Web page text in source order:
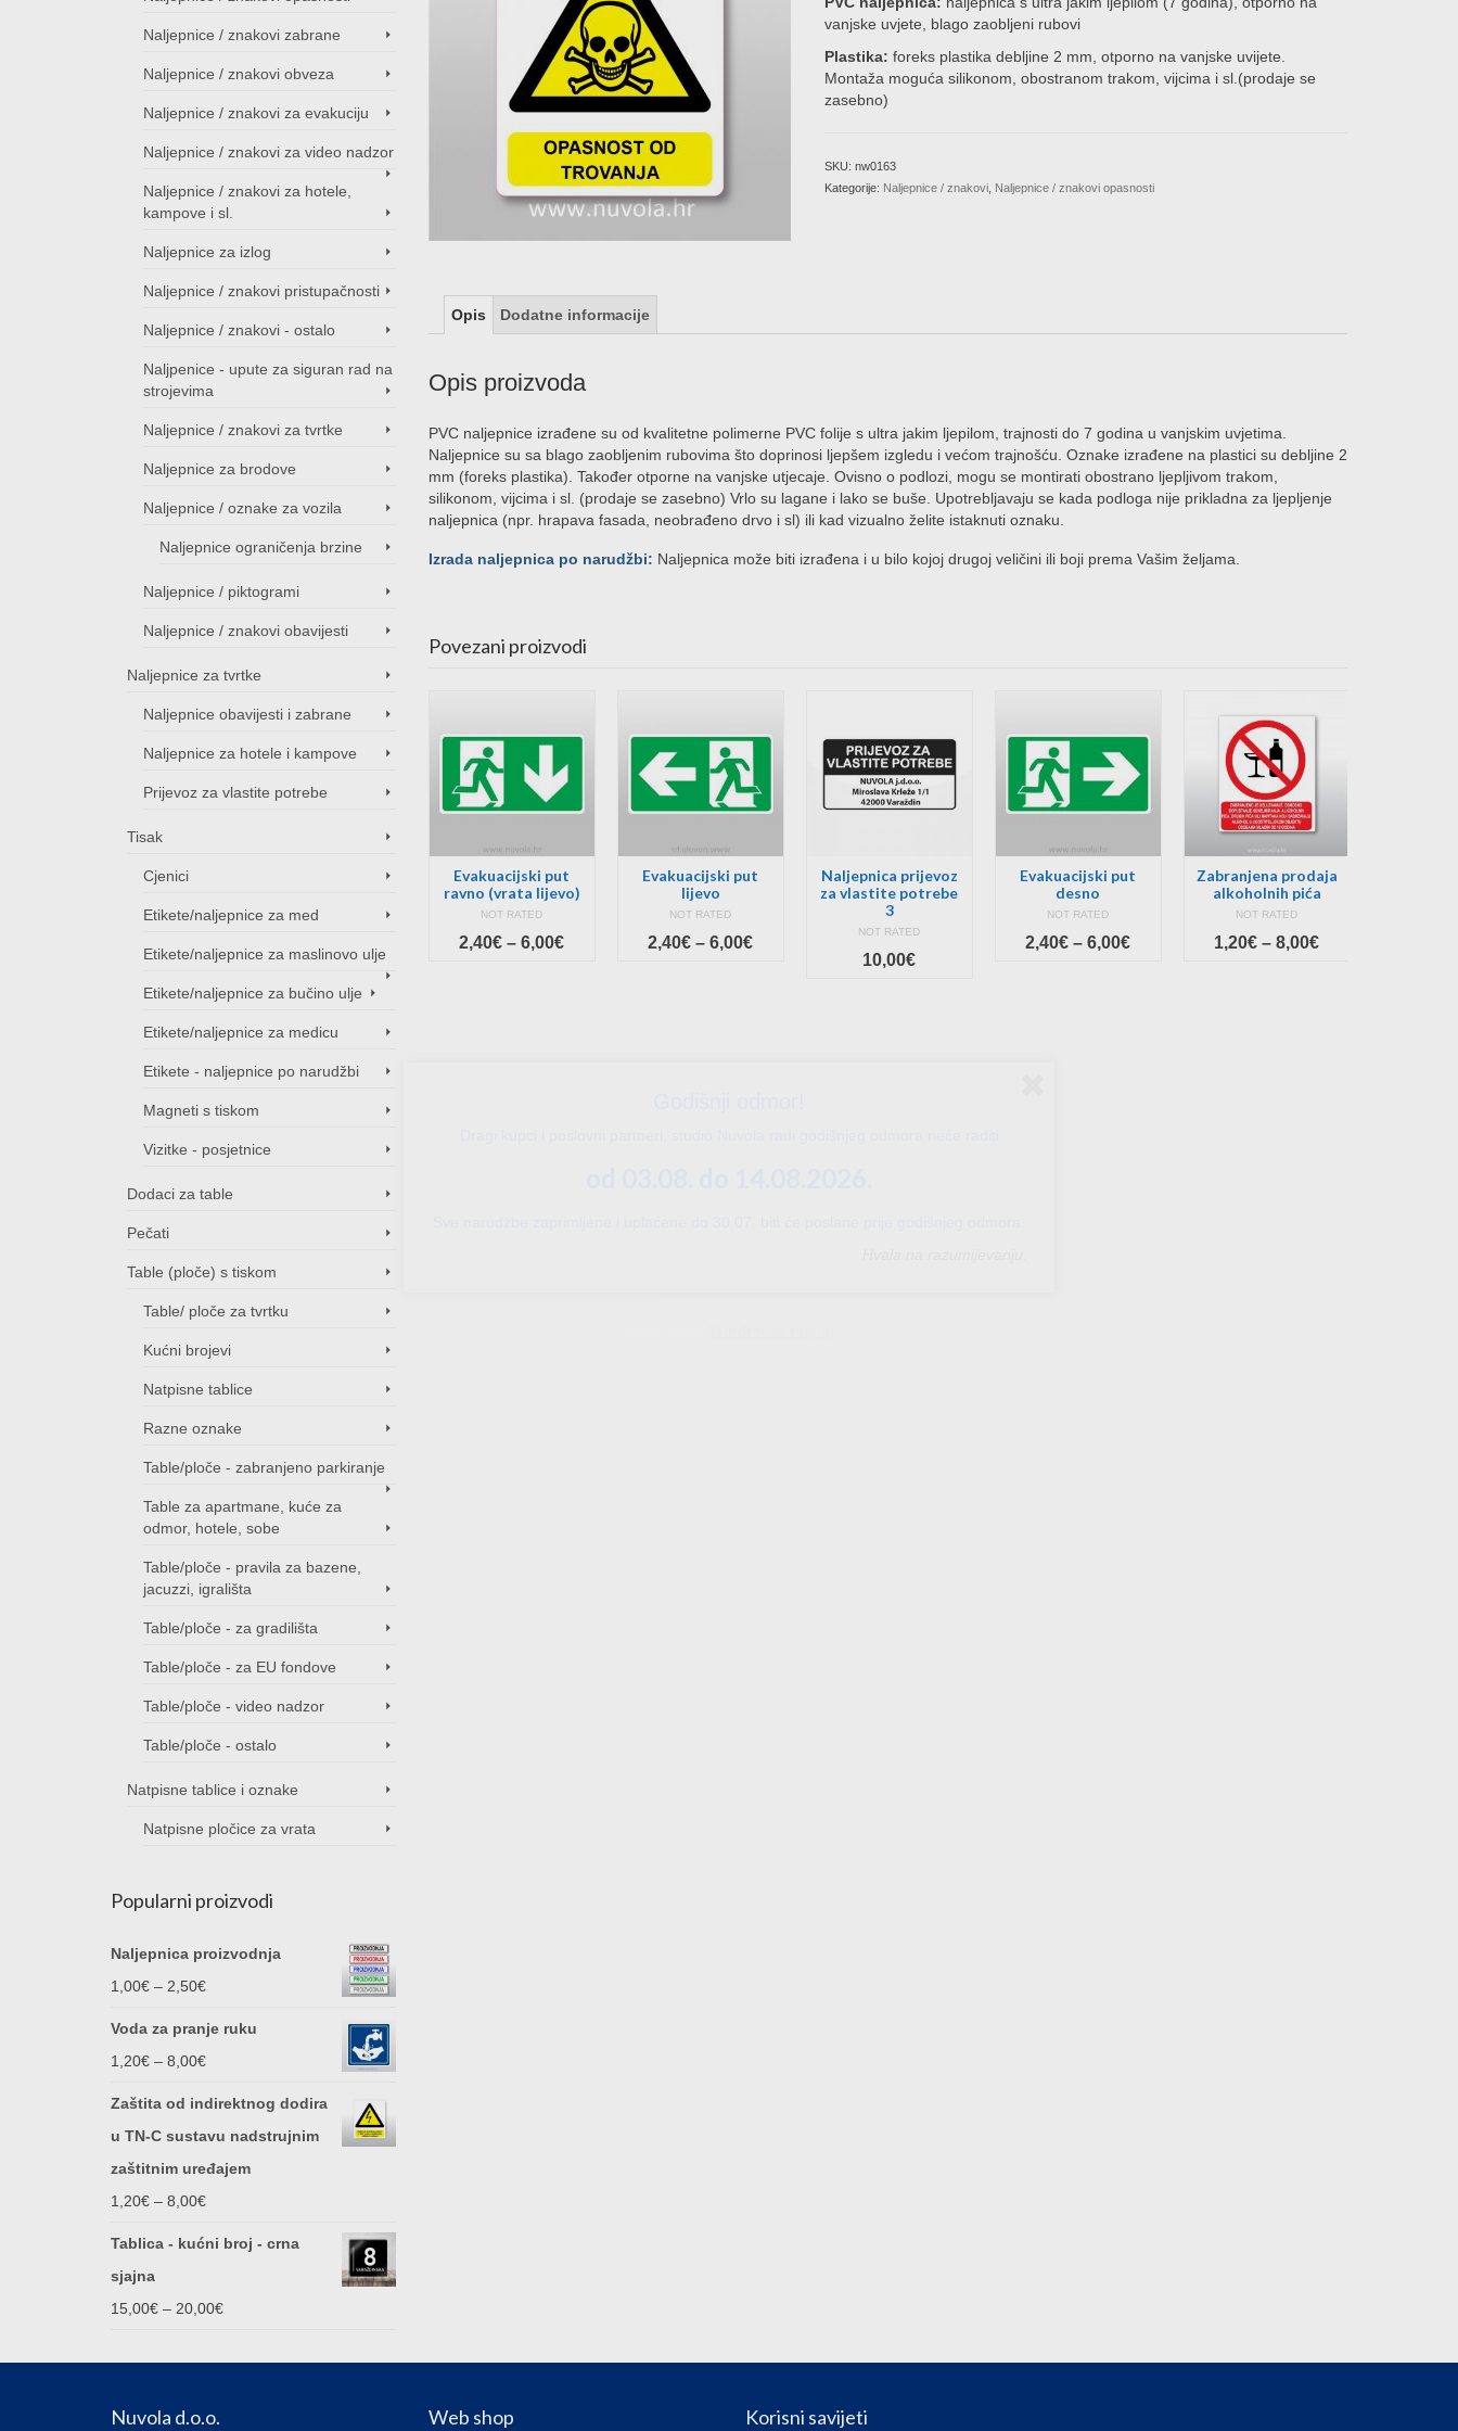
8,00€
vanjske uvjete, blago zaobljeni rubovi
Plastika:foreks plastika debljine 2 mm, otporno na vanjske uvijete.
Montaža moguća silikonom, obostranom trakom, vijcima i sl.(prodaje se
zasebno)
SKU:nw0163
Kategorije: Naljepnice / znakovi Naljepnice / znakovi opasnosti
Opis Dodatne informacije
Opis proizvoda
PVC naljepnice izrađene su od kvalitetne polimerne PVC folije s ultra jakim ljepilom, trajnosti do 7 godina u vanjskim uvjetima.
Naljepnice su sa blago zaobljenim rubovima što doprinosi ljepšem izgledu i većom trajnošću. Oznake izrađene na plastici su debljine 2
mm (foreks plastika). Također otporne na vanjske utjecaje. Ovisno o podlozi, mogu se montirati obostrano ljepljivom trakom,
silikonom, vijcima i sl. (prodaje se zasebno) Vrlo su lagane i lako se buše. Upotrebljavaju se kada podloga nije prikladna za ljepljenje
naljepnica (npr. hrapava fasada, neobrađeno drvo i sl) ili kad vizualno želite istaknuti oznaku.
Izrada naljepnica po narudžbi: Naljepnica može biti izrađena i u bilo kojoj drugoj veličini ili boji prema Vašim željama.
Povezani proizvodi
Naljepnica prijevoz
10,00€
Prostor pod video
NOT RATED
range:
8,00€
Evakuacijski put
ravno (vrata lijevo)
NOT RATED
2,40€ – 6,00€Price
Evakuacijski put
lijevo
NOT RATED
2,40€ – 6,00€Price
Naljepnica prijevoz
za vlastite potrebe
3
NOT RATED
10,00€
Evakuacijski put
desno
NOT RATED
2,40€ – 6,00€Price
Zabranjena prodaja
alkoholnih pića
NOT RATED
1,20€ – 8,00€Price
Naljepnice / znakovi zabrane
Naljepnice / znakovi obveza
Naljepnice / znakovi za evakuciju
Naljepnice / znakovi za video nadzor
Naljepnice / znakovi za hotele,
kampove i sl.
Naljepnice za izlog
Naljepnice / znakovi pristupačnosti
Naljepnice / znakovi - ostalo
Naljpenice - upute za siguran rad na
strojevima
Naljepnice / znakovi za tvrtke
Naljepnice za brodove
Naljepnice / oznake za vozila
Naljepnice ograničenja brzine
Naljepnice / piktogrami
Naljepnice / znakovi obavijesti
Naljepnice za tvrtke
Naljepnice obavijesti i zabrane
Naljepnice za hotele i kampove
Prijevoz za vlastite potrebe
Tisak
Cjenici
Etikete/naljepnice za med
Etikete/naljepnice za maslinovo ulje
Etikete/naljepnice za bučino ulje
Etikete/naljepnice za medicu
Etikete - naljepnice po narudžbi
Magneti s tiskom
Vizitke - posjetnice
Dodaci za table
Pečati
Table (ploče) s tiskom
Table/ ploče za tvrtku
Kućni brojevi
Natpisne tablice
Razne oznake
Table/ploče - zabranjeno parkiranje
Table za apartmane, kuće za
odmor, hotele, sobe
Table/ploče - pravila za bazene,
jacuzzi, igrališta
Table/ploče - za gradilišta
Table/ploče - za EU fondove
Table/ploče - video nadzor
Table/ploče - ostalo
Natpisne tablice i oznake
Natpisne pločice za vrata
Popularni proizvodi
Naljepnica proizvodnja
1,00€ – 2,50€Price
Voda za pranje ruku
1,20€ – 8,00€Price
Zaštita od indirektnog dodira
u TN-C sustavu nadstrujnim
zaštitnim uređajem
1,20€ – 8,00€Price
Tablica - kućni broj - crna
sjajna
15,00€ – 20,00€Price
Nuvola d.o.o. Web shop Korisni savijeti